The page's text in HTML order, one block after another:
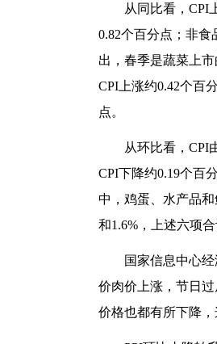
从同比看，CPI
0.82个百分点；非食
出，春季是蔬菜上
CPI上涨约0.42个百
点。
从环比看，CPI
CPI下降约0.19个百
中，鸡蛋、水产品和
和1.6%，上述六项
国家信息中心
价肉价上涨，节日
价格也都有所下降